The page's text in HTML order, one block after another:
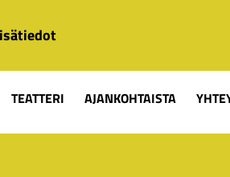
TEATTERI AJANKOHTAISTA